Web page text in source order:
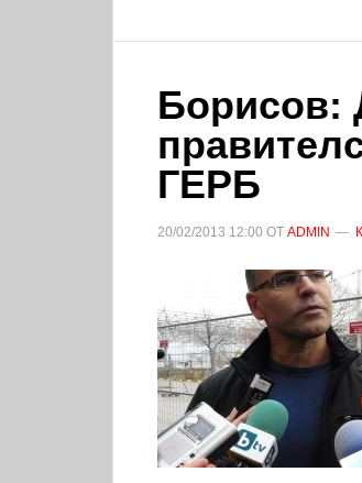
Борисов:
ГЕРБ
20/02/2013 12:00 ОТ ADMIN